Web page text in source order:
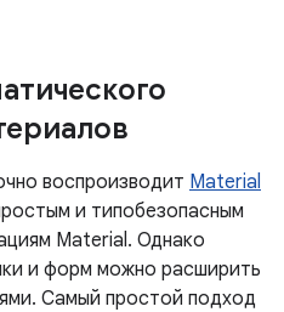
воспроизводит Material
и типобезопасным
Material. Однако
и форм можно расширить
Самый простой подход